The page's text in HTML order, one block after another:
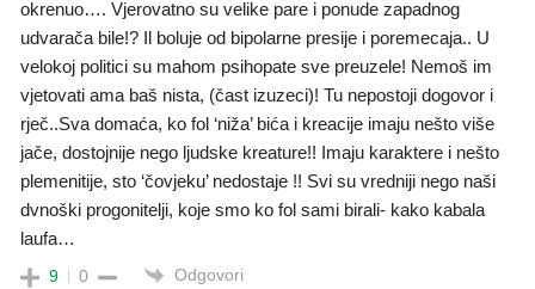
okrenuo…. Vjerovatno su velike pare i ponude zapadnog
udvarača bile!? Il boluje od bipolarne presije i poremecaja.. U
velokoj politici su mahom psihopate sve preuzele! Nemoš im
vjetovati ama baš nista, (čast izuzeci)! Tu nepostoji dogovor i
rječ..Sva domaća, ko fol ‘niža’ bića i kreacije imaju nešto više
jače, dostojnije nego ljudske kreature!! Imaju karaktere i nešto
plemenitije, sto ‘čovjeku’ nedostaje !! Svi su vredniji nego naši
dvnoški progonitelji, koje smo ko fol sami birali- kako kabala
laufa…
9 0 Odgovori